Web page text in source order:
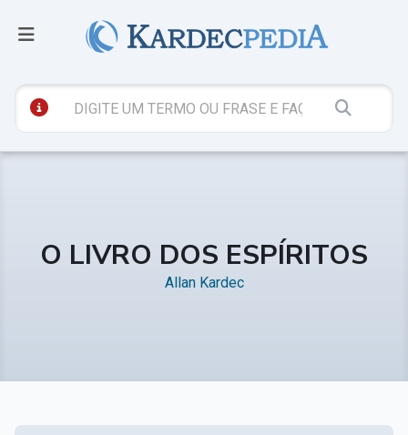
O LIVRO DOS ESPÍRITOS
Allan Kardec